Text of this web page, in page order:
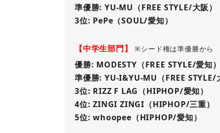
準優勝: YU-MU（FREE STYLE/大阪）
3位: PePe（SOUL/愛知）
【中学生部門】 ※シード権は準優勝から
優勝: MODESTY（FREE STYLE/愛知）
準優勝: YU-I&YU-MU（FREE STYLE/
3位: RIZZ F LAG（HIPHOP/愛知）
4位: ZINGI ZINGI（HIPHOP/三重）
5位: whoopee（HIPHOP/愛知）